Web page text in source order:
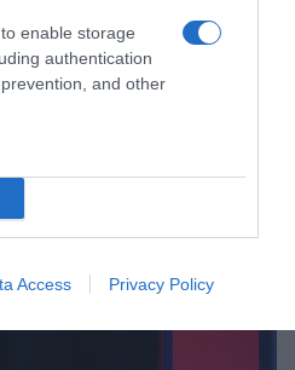
enable storage
authentication
and other
Access Privacy Policy